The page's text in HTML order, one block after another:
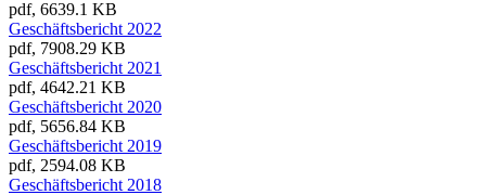
pdf, 6639.1 KB
Geschäftsbericht 2022
pdf, 7908.29 KB
Geschäftsbericht 2021
pdf, 4642.21 KB
Geschäftsbericht 2020
pdf, 5656.84 KB
Geschäftsbericht 2019
pdf, 2594.08 KB
Geschäftsbericht 2018